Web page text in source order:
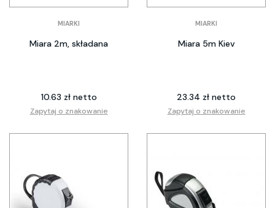
MIARKI
Miara 2m, składana
10.63 zł netto
Zapytaj o znakowanie
MIARKI
Miara 5m Kiev
23.34 zł netto
Zapytaj o znakowanie